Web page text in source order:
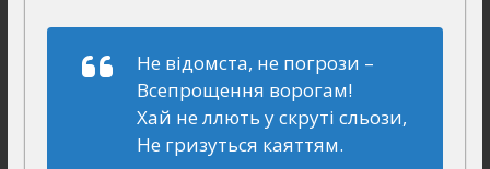
Не відомста, не погрози –
Всепрощення ворогам!
Хай не ллють у скруті сльози,
Не гризуться каяттям.